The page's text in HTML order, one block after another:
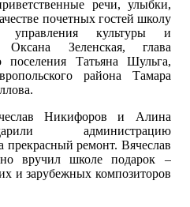
речи, улыбки,
почетных гостей школу
управления культуры и
Зеленская, глава
поселения Татьяна Шульга,
района Тамара
Никифоров и Алина
администрацию
прекрасный ремонт. Вячеслав
вручил школе подарок –
и зарубежных композиторов